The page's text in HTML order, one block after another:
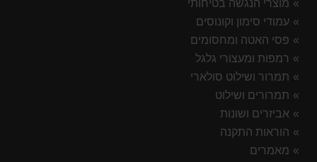
מוצרי הנגשה בטיחותי
עמודי סימון וקונוסים
פסי האטה ומחסומים
רמפות ומעצורי גלגל
תמרור ושילוט סולארי
תמרורים ושילוט
אביזרים ושונות
הוראות התקנה
מאמרים